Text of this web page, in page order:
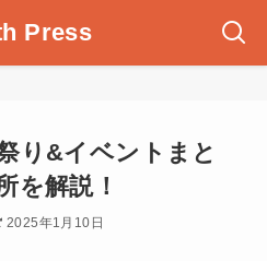
Press
り&イベントまと
を解説！
2025年1月10日